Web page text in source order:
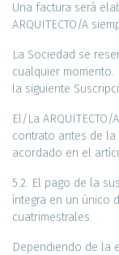
Una factura será
ARQUITECTO/A
La Sociedad se
cualquier
la siguiente
El/La
contrato antes de
acordado en el
5.2. El pago de la
íntegra en un único
cuatrimestrales.
Dependiendo de la